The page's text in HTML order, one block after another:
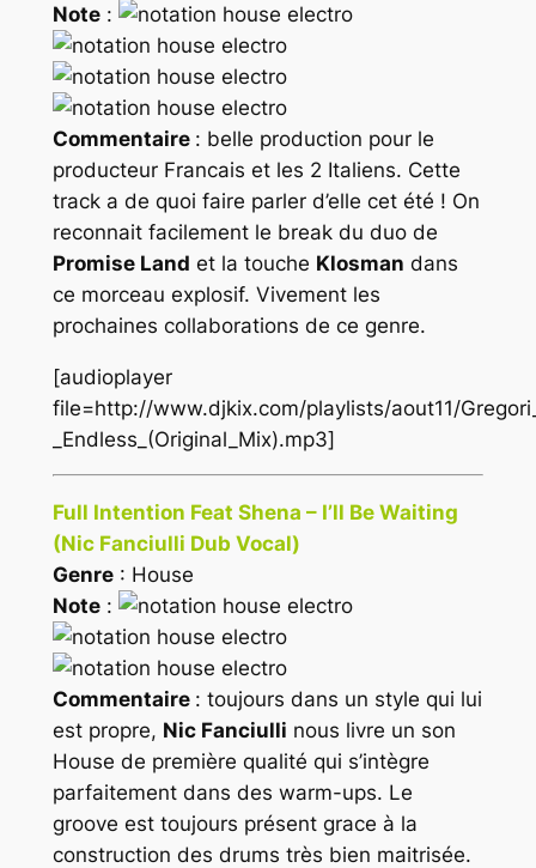
Note:
Commentaire : belle production pour le
producteur Francais et les 2 Italiens. Cette
track a de quoi faire parler d’elle cet été ! On
reconnait facilement le break du duo de
Promise Land et la touche Klosman dans
ce morceau explosif. Vivement les
prochaines collaborations de ce genre.
[audioplayer
file=http://www.djkix.com/playlists/aout11/
_Endless_(Original_Mix).mp3]
Full Intention Feat Shena – I’ll Be Waiting
(Nic Fanciulli Dub Vocal)
Genre: House
Note:
Commentaire : toujours dans un style qui lui
est propre, Nic Fanciulli nous livre un son
House de première qualité qui s’intègre
parfaitement dans des warm-ups. Le
groove est toujours présent grace à la
construction des drums très bien maitrisée.